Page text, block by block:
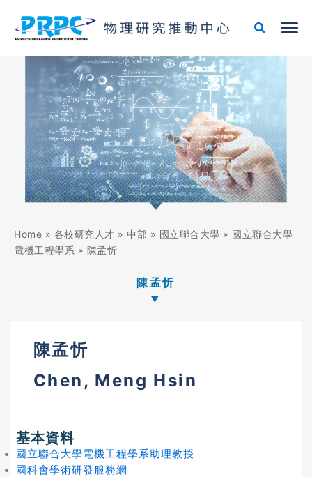
Home » 各校研究人才 » 中部 » 國立聯合大學 » 國立聯合大學
電機工程學系 » 陳孟忻
陳孟忻
陳孟忻
Chen, Meng Hsin
基本資料
國立聯合大學電機工程學系助理教授
國科會學術研發服務網